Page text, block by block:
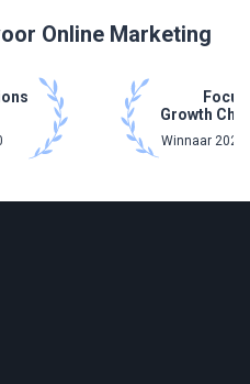
Online Marketing
Focus
Growth
Winnaar 2021